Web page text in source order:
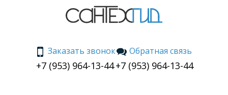
Заказать звонок
+7 (953) 964-13-44
Обратная связь
+7 (953) 964-13-44